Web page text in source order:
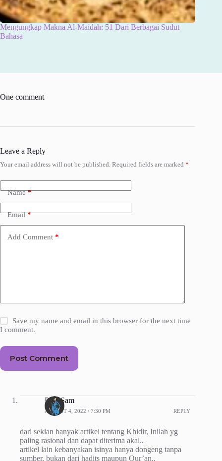
Mengungkap Makna Al-Maidah: 51 Dari Berbagai Sudut
Bahasa
One comment
Leave a Reply
Your email address will not be published. Required fields are marked *
Name*
Email*
Add Comment *
Save my name and email in this browser for the next time
I comment.
Post Comment
Paul Sam
AUGUST 4, 2022 / 7:30 PM REPLY
dari sekian banyak artikel tentang Khidir, Inilah yg
paling rasional dan dapat diterima akal..
artikel lain kebanyakan isinya hanya dongeng tanpa
sumber, bukan dari hadits maupun Qur’an..